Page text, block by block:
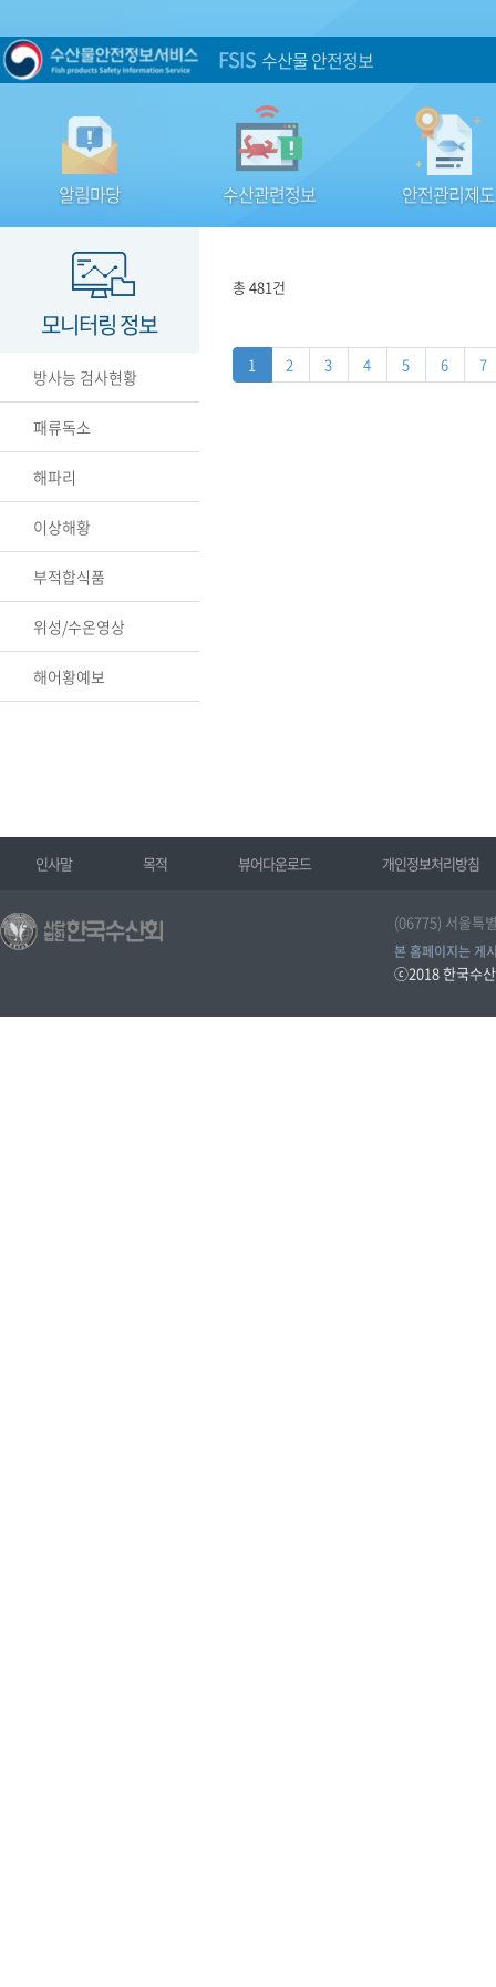
FSIS 수산물 안전정보
알림마당 수산관련정보 안전관리제도
모니터링 정보
방사능 검사현황
패류독소
해파리
이상해황
부적합식품
위성/수온영상
해어황예보
총 481건
1 2 3 4 5 6 7
인사말 목적 뷰어다운로드 개인정보처리방침
(06775) 서울특
본 홈페이지는 게
ⓒ2018한국수